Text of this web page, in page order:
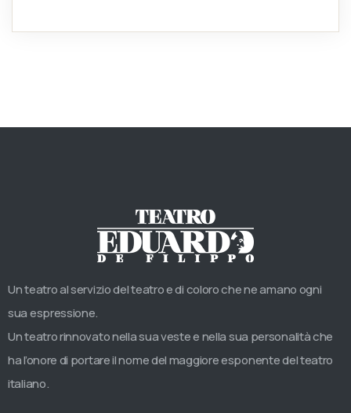
Un teatro al servizio del teatro e di coloro che ne amano ogni
sua espressione.
Un teatro rinnovato nella sua veste e nella sua personalità che
ha l’onore di portare il nome del maggiore esponente del teatro
italiano.